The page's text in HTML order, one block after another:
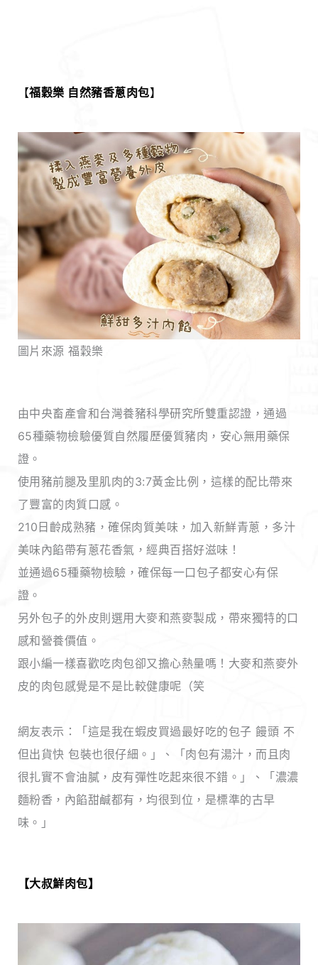
【福穀樂 自然豬香蔥肉包】
圖片來源 福穀樂
由中央畜產會和台灣養豬科學研究所雙重認證，通過
65種藥物檢驗優質自然履歷優質豬肉，安心無用藥保
證。
使用豬前腿及里肌肉的3:7黃金比例，這樣的配比帶來
了豐富的肉質口感。
210日齡成熟豬，確保肉質美味，加入新鮮青蔥，多汁
美味內餡帶有蔥花香氣，經典百搭好滋味！
並通過65種藥物檢驗，確保每一口包子都安心有保
證。
另外包子的外皮則選用大麥和燕麥製成，帶來獨特的口
感和營養價值。
跟小編一樣喜歡吃肉包卻又擔心熱量嗎！大麥和燕麥外
皮的肉包感覺是不是比較健康呢（笑
網友表示：「這是我在蝦皮買過最好吃的包子 饅頭 不
但出貨快 包裝也很仔細。」、「肉包有湯汁，而且肉
很扎實不會油膩，皮有彈性吃起來很不錯。」、「濃濃
麵粉香，內餡甜鹹都有，均很到位，是標準的古早
味。」
【大叔鮮肉包】